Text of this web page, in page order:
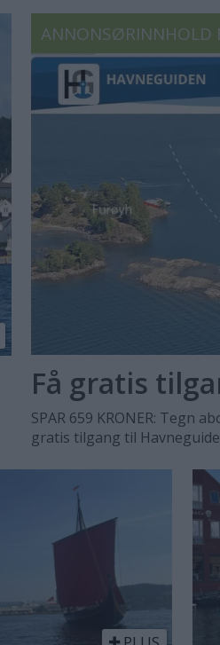
ANNONSØRINNHOLD
Få gratis
SPAR 659 KRONER: Tegn
gratis tilgang til